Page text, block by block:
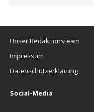
Unser Redaktionsteam
Impressum
Datenschutzerklärung
Social-Media